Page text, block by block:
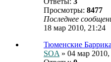
Просмотры: 8477
Последнее
18 мар 2010, 21:24
Тюменские
SOA » 04 мар